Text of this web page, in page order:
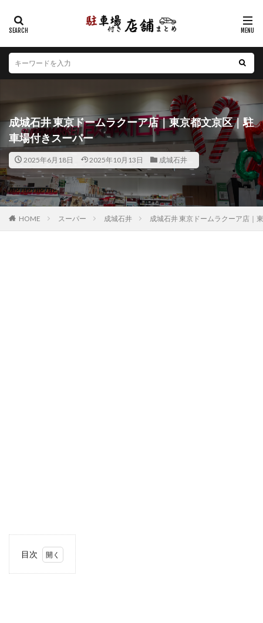
成城石井 東京ドームラクーア店｜東京都文京区｜駐
車場付きスーパー
2025年6月18日 2025年10月13日 成城石井
HOME スーパー 成城石井 成城石井 東京ドームラクーア店｜
目次
カテゴリー
エリア
北海道 青森県 岩手県 宮城県
秋田県
山形県
福島県 茨城県 栃木県
群馬県
埼玉県
千葉県 東京都 神奈川県
新潟県
山梨県
長野県 富山県 石川県
福井県
岐阜県
静岡県 愛知県 三重県
滋賀県
京都府
大阪府 兵庫県 奈良県
和歌山県
鳥取県
島根県 岡山県 広島県
山口県
徳島県
香川県 愛媛県 高知県
福岡県
佐賀県
長崎県 熊本県 大分県
宮崎県